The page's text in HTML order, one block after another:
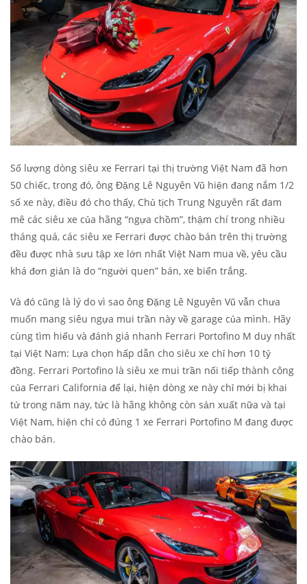
Số lượng dòng siêu xe Ferrari tại thị trường Việt Nam đã hơn
50 chiếc, trong đó, ông Đặng Lê Nguyên Vũ hiện đang nắm 1/2
số xe này, điều đó cho thấy, Chủ tịch Trung Nguyên rất đam
mê các siêu xe của hãng “ngựa chồm”, thậm chí trong nhiều
tháng quá, các siêu xe Ferrari được chào bán trên thị trường
đều được nhà sưu tập xe lớn nhất Việt Nam mua về, yêu cầu
khá đơn giản là do “người quen” bán, xe biển trắng.
Và đó cũng là lý do vì sao ông Đặng Lê Nguyên Vũ vẫn chưa
muốn mang siêu ngựa mui trần này về garage của mình. Hãy
cùng tìm hiểu và đánh giá nhanh Ferrari Portofino M duy nhất
tại Việt Nam: Lựa chọn hấp dẫn cho siêu xe chỉ hơn 10 tỷ
đồng. Ferrari Portofino là siêu xe mui trần nối tiếp thành công
của Ferrari California để lại, hiện dòng xe này chỉ mới bị khai
tử trong năm nay, tức là hãng không còn sản xuất nữa và tại
Việt Nam, hiện chỉ có đúng 1 xe Ferrari Portofino M đang được
chào bán.